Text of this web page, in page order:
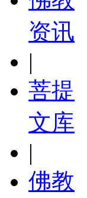
资讯
|
菩提
文库
|
佛教